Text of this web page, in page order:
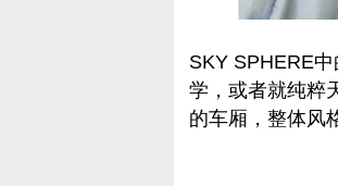
SKY SPHERE
学，或者就纯粹
的车厢，整体风